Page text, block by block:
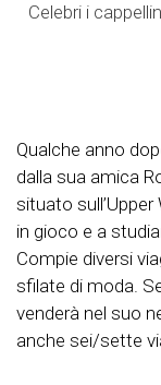
Celebri i
Qualche anno
dalla sua amica
situato
in gioco e a
Compie diversi
sfilate di moda.
venderà nel suo
anche sei/sette